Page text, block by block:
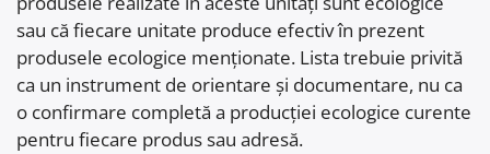
sau că fiecare unitate produce efectiv în prezent
produsele ecologice menționate. Lista trebuie privită
ca un instrument de orientare și documentare, nu ca
o confirmare completă a producției ecologice curente
pentru fiecare produs sau adresă.